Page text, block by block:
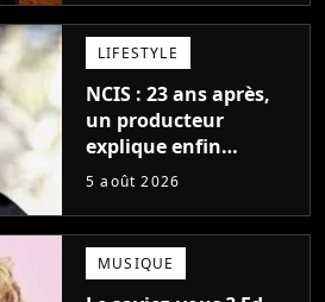
donner de rôle au
cinéma
LIFESTYLE
NCIS : 23 ans après,
un producteur
explique enfin
l'origine de l'idée la
(et on ne parle pas du
bateau)
5 août 2026
MUSIQUE